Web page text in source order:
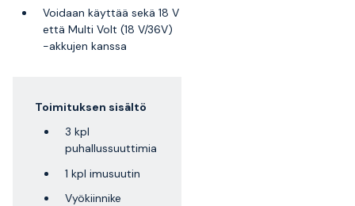
Voidaan käyttää sekä 18 V
että Multi Volt (18 V/36V)
-akkujen kanssa
Toimituksen sisältö
3 kpl
puhallussuuttimia
1 kpl imusuutin
Vyökiinnike